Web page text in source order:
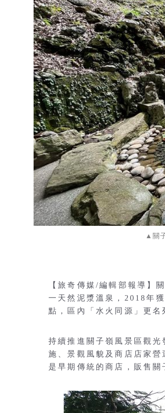
▲關
【旅奇傳媒/編輯部報導】
一天然泥漿溫泉，2018年
點，區內「水火同源」更名
持續推進關子嶺風景區觀
施、景觀風貌及商店店家
是早期傳統的商店，販售